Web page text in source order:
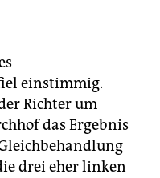
einstimmig.
Richter um
das Ergebnis
drei eher linken